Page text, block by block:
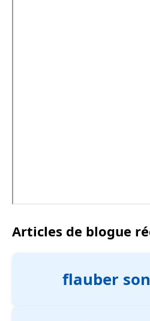
Articles de blogue
flauber